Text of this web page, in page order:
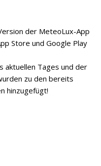
der MeteoLux-App
Store und Google Play
aktuellen Tages und der
zu den bereits
hinzugefügt!